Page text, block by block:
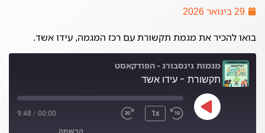
29 בינואר 2026
בואו להכיר את מגמת תקשורת עם רכז המגמה, עידו אשד.
מגמות גינסבורג - הפודקאסט
תקשורת - עידו אשד
1x
00:00
/
9:48
הרשמה